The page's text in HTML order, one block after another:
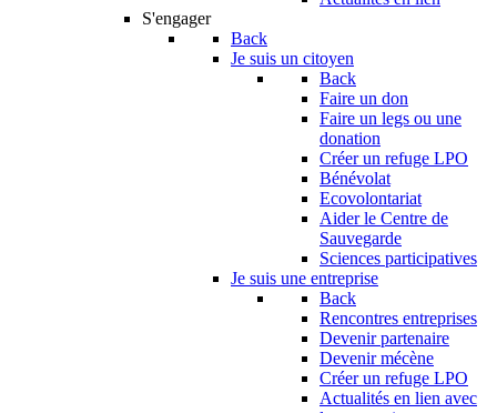
S'engager
Back
Je suis un citoyen
Back
Faire un don
Faire un legs ou une
donation
Créer un refuge LPO
Bénévolat
Ecovolontariat
Aider le Centre de
Sauvegarde
Sciences participatives
Je suis une entreprise
Back
Rencontres entreprises
Devenir partenaire
Devenir mécène
Créer un refuge LPO
Actualités en lien avec